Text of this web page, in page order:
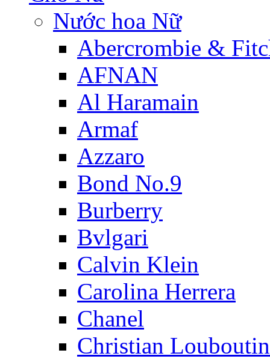
Nước hoa Nữ
Abercrombie &
AFNAN
Al Haramain
Armaf
Azzaro
Bond No.9
Burberry
Bvlgari
Calvin Klein
Carolina Herrera
Chanel
Christian Louboutin